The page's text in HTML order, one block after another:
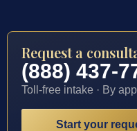
Request a
(888) 437-
Toll-free intake · By
Start your